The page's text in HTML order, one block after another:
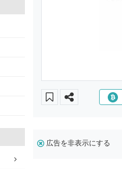
広告を非表示にする